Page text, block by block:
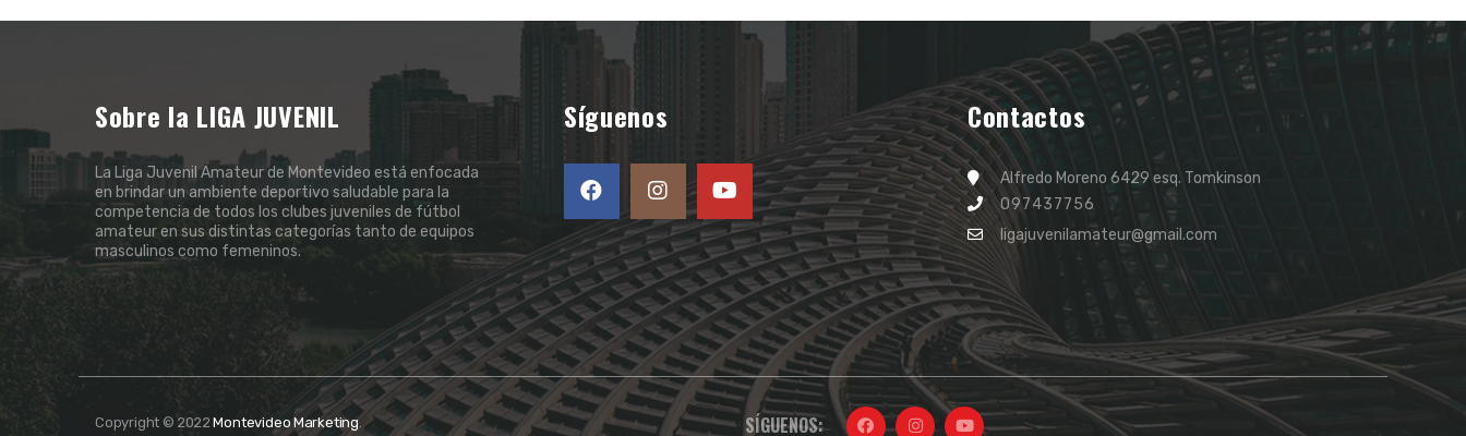
Sobre la LIGA JUVENIL
La Liga Juvenil Amateur de Montevideo está enfocada
en brindar un ambiente deportivo saludable para la
competencia de todos los clubes juveniles de fútbol
amateur en sus distintas categorías tanto de equipos
masculinos como femeninos.
Síguenos Contactos
Alfredo Moreno 6429 esq. Tomkinson
097437756
ligajuvenilamateur@gmail.com
Copyright © 2022Montevideo Marketing. SÍGUENOS: